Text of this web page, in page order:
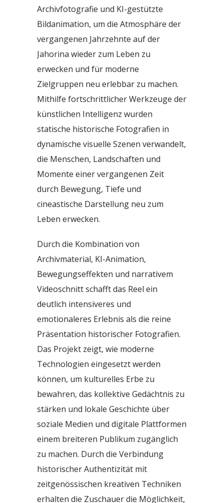
Archivfotografie und KI-gestützte
Bildanimation, um die Atmosphäre der
vergangenen Jahrzehnte auf der
Jahorina wieder zum Leben zu
erwecken und für moderne
Zielgruppen neu erlebbar zu machen.
Mithilfe fortschrittlicher Werkzeuge der
künstlichen Intelligenz wurden
statische historische Fotografien in
dynamische visuelle Szenen verwandelt,
die Menschen, Landschaften und
Momente einer vergangenen Zeit
durch Bewegung, Tiefe und
cineastische Darstellung neu zum
Leben erwecken.
Durch die Kombination von
Archivmaterial, KI-Animation,
Bewegungseffekten und narrativem
Videoschnitt schafft das Reel ein
deutlich intensiveres und
emotionaleres Erlebnis als die reine
Präsentation historischer Fotografien.
Das Projekt zeigt, wie moderne
Technologien eingesetzt werden
können, um kulturelles Erbe zu
bewahren, das kollektive Gedächtnis zu
stärken und lokale Geschichte über
soziale Medien und digitale Plattformen
einem breiteren Publikum zugänglich
zu machen. Durch die Verbindung
historischer Authentizität mit
zeitgenössischen kreativen Techniken
erhalten die Zuschauer die Möglichkeit,